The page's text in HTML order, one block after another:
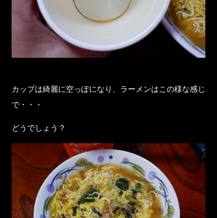
カップは綺麗に空っぽになり、ラーメンはこの様な感じ
で・・・
どうでしょう？